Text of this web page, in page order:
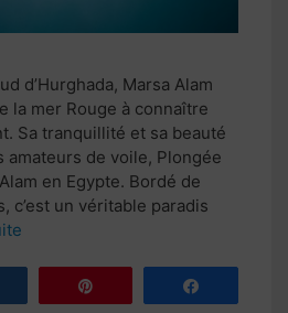
d’Hurghada, Marsa Alam
la mer Rouge à connaître
Sa tranquillité et sa beauté
amateurs de voile, Plongée
en Egypte. Bordé de
c’est un véritable paradis